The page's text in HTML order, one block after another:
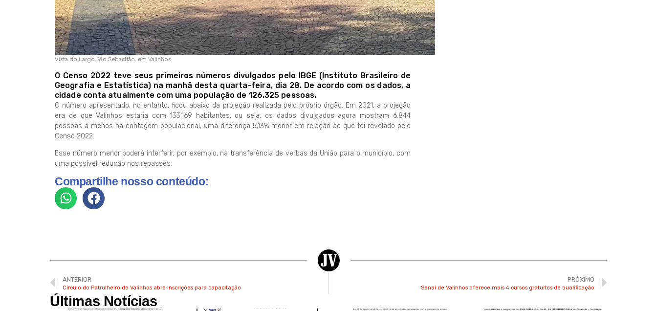
Vista do Largo São Sebastião, em Valinhos
O Censo 2022 teve seus primeiros números divulgados pelo IBGE (Instituto Brasileiro de
Geografia e Estatística) na manhã desta quarta-feira, dia 28. De acordo com os dados, a
cidade conta atualmente com uma população de 126.325 pessoas.
O número apresentado, no entanto, ficou abaixo da projeção realizada pelo próprio órgão. Em 2021, a projeção
era de que Valinhos estaria com 133.169 habitantes, ou seja, os dados divulgados agora mostram 6.844
pessoas a menos na contagem populacional, uma diferença 5,13% menor em relação ao que foi revelado pelo
Censo 2022.
Esse número menor poderá interferir, por exemplo, na transferência de verbas da União para o município, com
uma possível redução nos repasses.
Compartilhe nosso conteúdo:
ANTERIOR
Círculo do Patrulheiro de Valinhos abre inscrições para capacitação
PRÓXIMO
Senai de Valinhos oferece mais 4 cursos gratuitos de qualificação
Últimas Notícias